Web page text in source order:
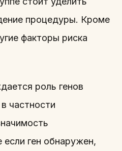
процедуры. Кроме
факторы риска
роль генов
частности
ген обнаружен,